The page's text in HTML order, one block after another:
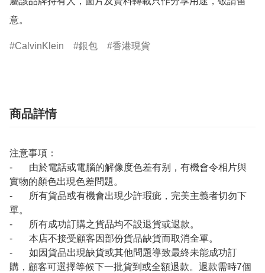
意。
CalvinKlein 銀包 香港現貨
商品詳情
注意事項：
- 由於電話或電腦的解像度色差有别，有機會令相片與
實物的顏色出現色差問題。
- 所有貨品或有機會出現少許瑕疵，完美主義者切勿下
單。
- 所有成功訂購之貨品均不設退貨或退款。
- 本店不接受顧客因部份貨品缺貨而取消全單。
- 如因貨品出現缺貨或其他問題導致最終未能成功訂
購，顧客可選擇等候下一批貨到或全額退款。退款需時7個